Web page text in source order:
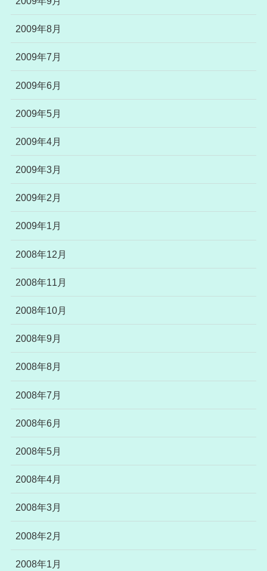
2009年8月
2009年7月
2009年6月
2009年5月
2009年4月
2009年3月
2009年2月
2009年1月
2008年12月
2008年11月
2008年10月
2008年9月
2008年8月
2008年7月
2008年6月
2008年5月
2008年4月
2008年3月
2008年2月
2008年1月